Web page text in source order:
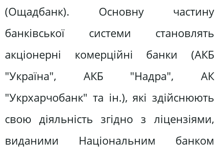
(Ощадбанк). Основну частину
банківської системи становлять
акціонерні комерційні банки (АКБ
"Україна", АКБ "Надра", АК
"Укрхарчобанк" та ін.), які здійснюють
свою діяльність згідно з ліцензіями,
виданими Національним банком